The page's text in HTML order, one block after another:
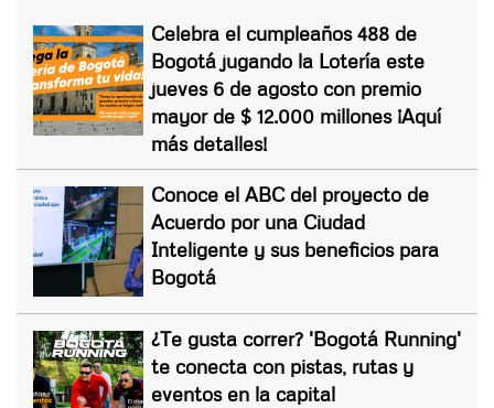
Celebra el cumpleaños 488 de
Bogotá jugando la Lotería este
jueves 6 de agosto con premio
mayor de $ 12.000 millones ¡Aquí
más detalles!
Conoce el ABC del proyecto de
Acuerdo por una Ciudad
Inteligente y sus beneficios para
Bogotá
¿Te gusta correr? 'Bogotá Running'
te conecta con pistas, rutas y
eventos en la capital